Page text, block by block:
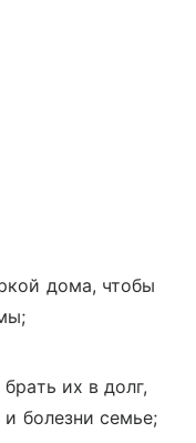
дома, чтобы
их в долг,
и болезни семье;